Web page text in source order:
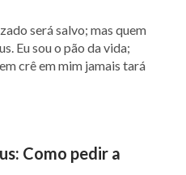
será salvo; mas quem
Eu sou o pão da vida;
crê em mim jamais tará
Como pedir a